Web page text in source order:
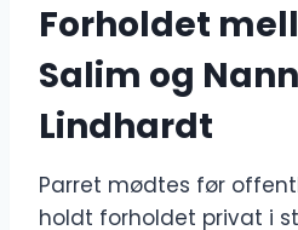
Forholdet
Salim og
Lindhardt
Parret mødtes før
holdt forholdet privat i